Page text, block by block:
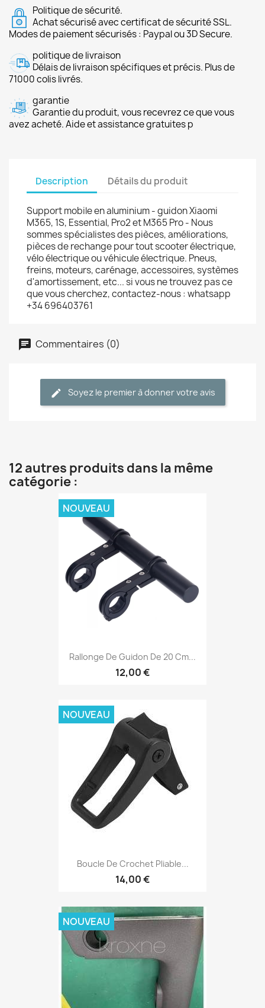
Politique de sécurité.
Achat sécurisé avec certificat de sécurité SSL.
Modes de paiement sécurisés : Paypal ou 3D Secure.
politique de livraison
Délais de livraison spécifiques et précis. Plus de
71000 colis livrés.
garantie
Garantie du produit, vous recevrez ce que vous
avez acheté. Aide et assistance gratuites p
Description Détails du produit
Support mobile en aluminium - guidon Xiaomi
M365, 1S, Essential, Pro2 et M365 Pro - Nous
sommes spécialistes des pièces, améliorations,
pièces de rechange pour tout scooter électrique,
vélo électrique ou véhicule électrique. Pneus,
freins, moteurs, carénage, accessoires, systèmes
d'amortissement, etc... si vous ne trouvez pas ce
que vous cherchez, contactez-nous : whatsapp
+34 696403761
Commentaires (0)
Soyez le premier à donner votre avis
12 autres produits dans la même
catégorie :
Rallonge De Guidon De 20 Cm...
12,00 €
NOUVEAU
Boucle De Crochet Pliable...
14,00 €
NOUVEAU
NOUVEAU